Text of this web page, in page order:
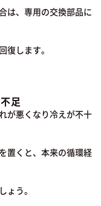
は、専用の交換部品に
復します。
足
が悪くなり冷えが不十
置くと、本来の循環経
ょう。